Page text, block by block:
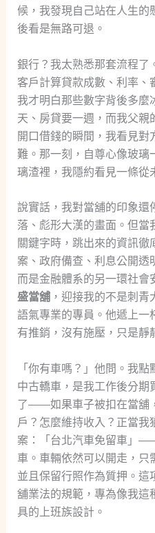
候，我發現自己站在人生的
後看是無路可退。
銀行？我太熟悉那套流程了
客戶計算貸款成數、利率、
我才明白那些數字背後多
天、房貸要一週，而我父親
開口借錢的瞬間，我看見對
難。那一刻，自尊心像玻璃
璃渣裡，我隱約看見一條
說實話，我對當舖的印象還
落、彪形大漢的畫面。但當
關鍵字時，跳出來的資訊
案、政府備查、利息公開透
而是金融體系的另一環社會
盛當舖，迎接我的不是刺青
語氣專業的專員。他遞上一
有推銷，沒有施壓，只是靜
「你有車嗎？」他問。我
中古轎車，是我工作後分期
了——如果車子被扣在當舖
戶？怎麼維持收入？正當
案：「台北汽車免留車」
車。車輛依然可以開走，只
並且保留行照作為質押。這
舖業法的規範，專為像我這
具的上班族設計。